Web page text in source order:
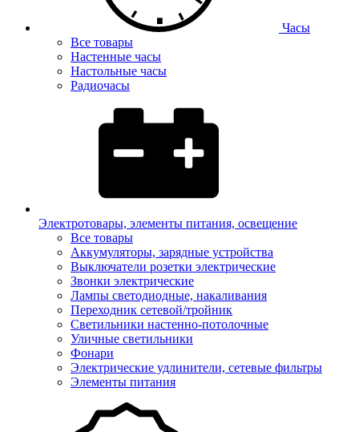
Часы
Все товары
Настенные часы
Настольные часы
Радиочасы
Электротовары, элементы питания, освещение
Все товары
Аккумуляторы, зарядные устройства
Выключатели розетки электрические
Звонки электрические
Лампы светодиодные, накаливания
Переходник сетевой/тройник
Светильники настенно-потолочные
Уличные светильники
Фонари
Электрические удлинители, сетевые фильтры
Элементы питания